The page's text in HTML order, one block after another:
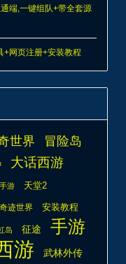
端,一键组队+带全套源
+网页注册+安装教程
世界 冒险岛
大话西游
游 天堂2
奇迹世界 安装教程
岛 征途 手游
游 武林外传